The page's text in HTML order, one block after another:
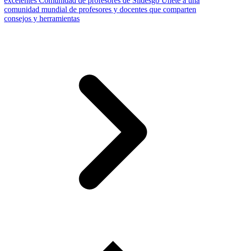
comunidad mundial de profesores y docentes que comparten
consejos y herramientas